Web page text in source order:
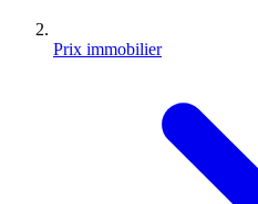
Prix immobilier